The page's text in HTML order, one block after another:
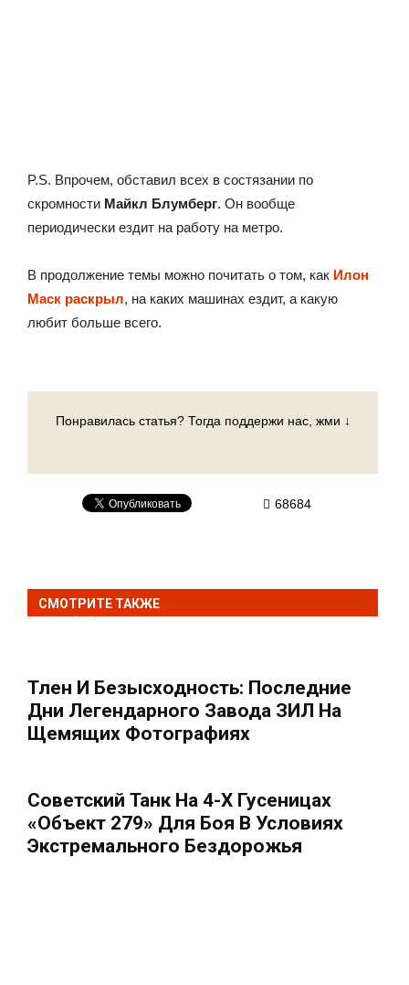
P.S. Впрочем, обставил всех в состязании по
скромности Майкл Блумберг. Он вообще
периодически ездит на работу на метро.
В продолжение темы можно почитать о том, как Илон
Маск раскрыл, на каких машинах ездит, а какую
любит больше всего.
Понравилась статья? Тогда поддержи нас, жми ↓
68684
СМОТРИТЕ ТАКЖЕ
Тлен И Безысходность: Последние
Дни Легендарного Завода ЗИЛ На
Щемящих Фотографиях
Советский Танк На 4-Х Гусеницах
«Объект 279» Для Боя В Условиях
Экстремального Бездорожья